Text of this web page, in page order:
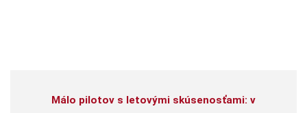
Málo pilotov s letovými skúsenosťami: v